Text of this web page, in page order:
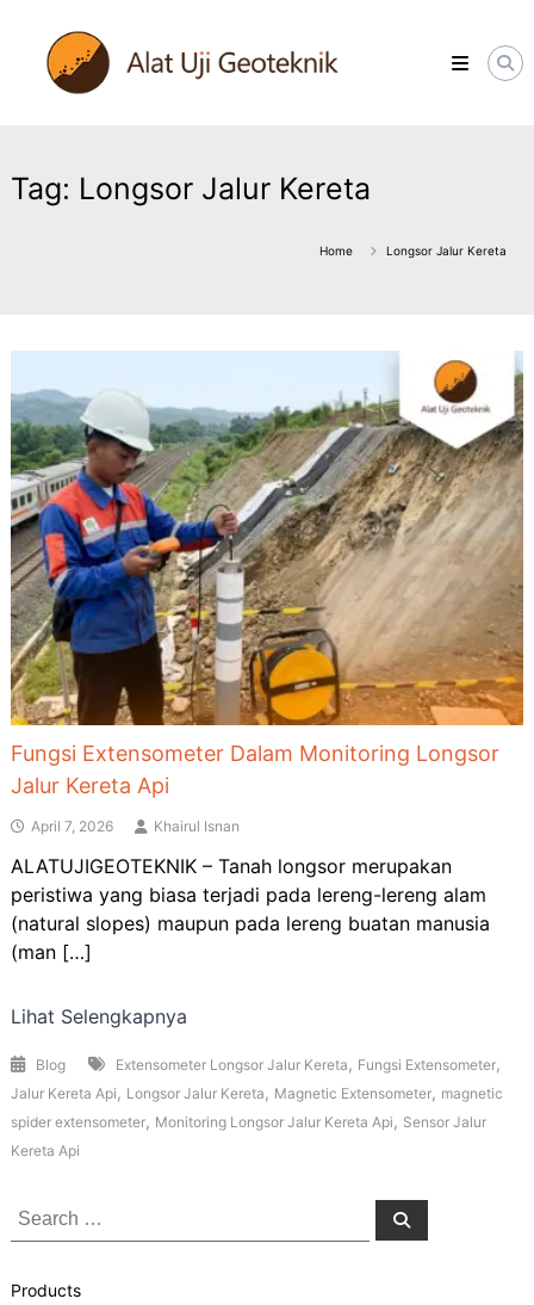
content
ALATUJIGEOTEKNIK.COM
DISTRIBUTOR
INSTRUMENT
Tag: Longsor Jalur Kereta
Home Longsor Jalur Kereta
Fungsi Extensometer Dalam Monitoring Longsor
Jalur Kereta Api
April 7, 2026 Khairul Isnan
ALATUJIGEOTEKNIK – Tanah longsor merupakan
peristiwa yang biasa terjadi pada lereng-lereng alam
(natural slopes) maupun pada lereng buatan manusia
(man […]
Lihat Selengkapnya
Blog Extensometer Longsor Jalur Kereta , Fungsi Extensometer,
Jalur Kereta Api , Longsor Jalur Kereta , Magnetic Extensometer, magnetic
spider extensometer, Monitoring Longsor Jalur Kereta Api , Sensor Jalur
Kereta Api
Search
for:
Search
Products